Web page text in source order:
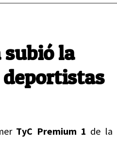
subió la
deportistas
TyC Premium 1 de la